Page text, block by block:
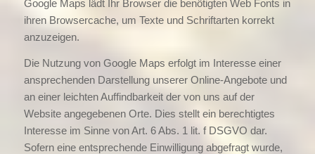
Google Maps lädt Ihr Browser die benötigten Web Fonts in
ihren Browsercache, um Texte und Schriftarten korrekt
anzuzeigen.
Die Nutzung von Google Maps erfolgt im Interesse einer
ansprechenden Darstellung unserer Online-Angebote und
an einer leichten Auffindbarkeit der von uns auf der
Website angegebenen Orte. Dies stellt ein berechtigtes
Interesse im Sinne von Art. 6 Abs. 1 lit. f DSGVO dar.
Sofern eine entsprechende Einwilligung abgefragt wurde,